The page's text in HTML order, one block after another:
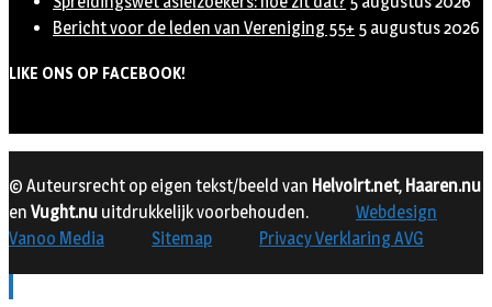
Bericht voor de leden van Vereniging 55+ 5 augustus 2026
LIKE ONS OP FACEBOOK!
© Auteursrecht op eigen tekst/beeld van Helvoirt.net, Haaren.nu
en Vught.nu uitdrukkelijk voorbehouden.
Webdesign
Vanoo Media
Sitemap Privacy Verklaring AVG